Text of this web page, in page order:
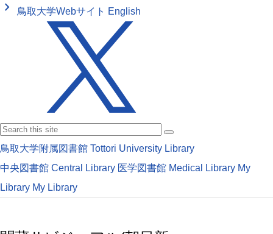
keyboard_arrow_right 鳥取大学Webサイト English
鳥取大学附属図書館 Tottori University Library
中央図書館 Central Library 医学図書館 Medical Library My
Library My Library